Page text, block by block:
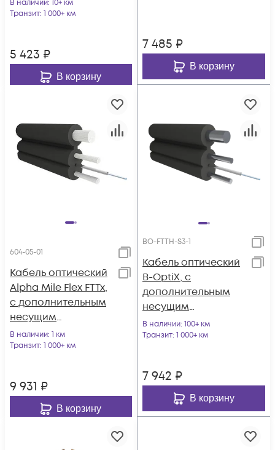
В наличии: 10+ км
Транзит: 1 000+ км
5 423 ₽
В корзину
7 485 ₽
В корзину
604-05-01
Кабель оптический
Alpha Mile Flex FTTx,
с дополнительным
несущим
элементом (FRP 1.0
мм), 01 волокно
В наличии: 1 км
Транзит: 1 000+ км
9 931 ₽
В корзину
BO-FTTH-S3-1
Кабель оптический
B-OptiX, с
дополнительным
несущим
элементом
(проволока 1.0 мм), 1
В наличии: 100+ км
Транзит: 1 000+ км
7 942 ₽
В корзину